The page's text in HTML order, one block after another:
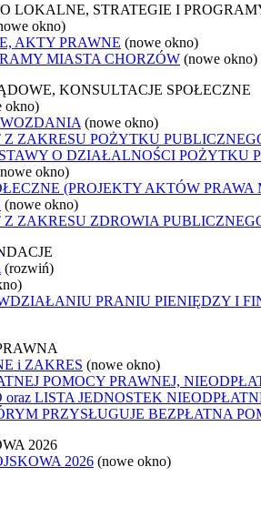
LOKALNE, STRATEGIE I
okno)
AKTY PRAWNE (nowe okno)
MIASTA CHORZÓW (nowe okno)
KONSULTACJE SPOŁECZNE
okno)
(nowe okno)
Z ZAKRESU POŻYTKU
O DZIAŁALNOŚCI POŻYTKU
okno)
(PROJEKTY AKTÓW PRAWA
(nowe okno)
Z ZAKRESU ZDROWIA
(rozwiń)
PRANIU PIENIĘDZY I
i ZAKRES (nowe okno)
POMOCY PRAWNEJ,
LISTA JEDNOSTEK
PRZYSŁUGUJE BEZPŁATNA
2026
2026 (nowe okno)